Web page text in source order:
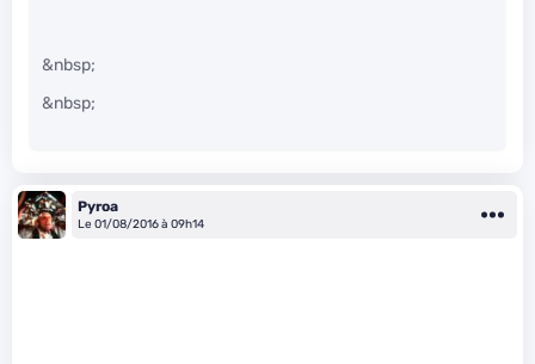
&nbsp;
&nbsp;
Pyroa
Le 01/08/2016 à 09h14